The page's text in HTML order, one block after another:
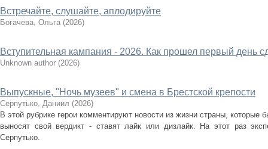
Встречайте, слушайте, аплодируйте
Богачева, Ольга (2026)
Вступительная кампания - 2026. Как прошел первый день
Unknown author (2026)
Выпускные, "Ночь музеев" и смена в Брестской крепости
Серпутько, Даниил (2026)
В этой рубрике герои комментируют новости из жизни страны, которые
выносят свой вердикт - ставят лайк или дизлайк. На этот раз
Серпутько.